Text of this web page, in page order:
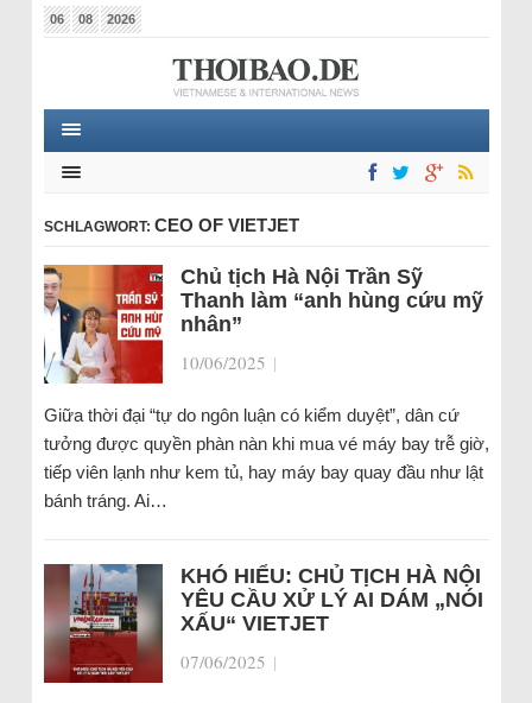
06 08 2026
SCHLAGWORT: CEO OF VIETJET
Chủ tịch Hà Nội Trần Sỹ
Thanh làm “anh hùng cứu mỹ
nhân”
10/06/2025 |
Giữa thời đại “tự do ngôn luận có kiểm duyệt”, dân cứ
tưởng được quyền phàn nàn khi mua vé máy bay trễ giờ,
tiếp viên lạnh như kem tủ, hay máy bay quay đầu như lật
bánh tráng. Ai…
KHÓ HIỂU: CHỦ TỊCH HÀ NỘI
YÊU CẦU XỬ LÝ AI DÁM „NÓI
XẤU“ VIETJET
07/06/2025 |